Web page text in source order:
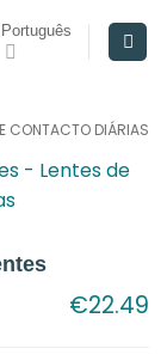
Português
CONTACTO DIÁRIAS
€22.49